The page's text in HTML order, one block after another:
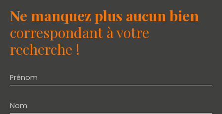
Ne manquez plus aucun bien
correspondant à votre
recherche !
Prénom
Nom